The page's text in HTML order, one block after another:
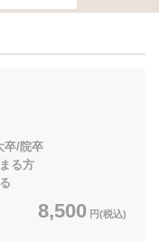
院卒
方
8,500 円(税込)